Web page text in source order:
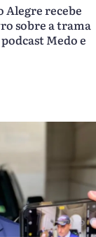
Alegre recebe
sobre a trama
Medo e